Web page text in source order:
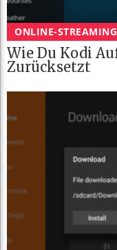
ONLINE-STREAMING
Wie Du Kodi
Zurücksetzt